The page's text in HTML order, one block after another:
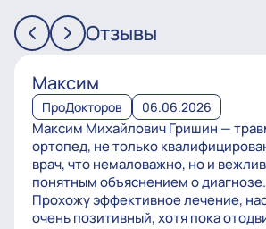
Отзывы
Максим
ПроДокторов 06.06.2026
Максим Михайлович Гришин —
ортопед, не только
врач, что немаловажно, но и
понятным объяснением о диагнозе.
Прохожу эффективное лечение,
очень позитивный, хотя пока